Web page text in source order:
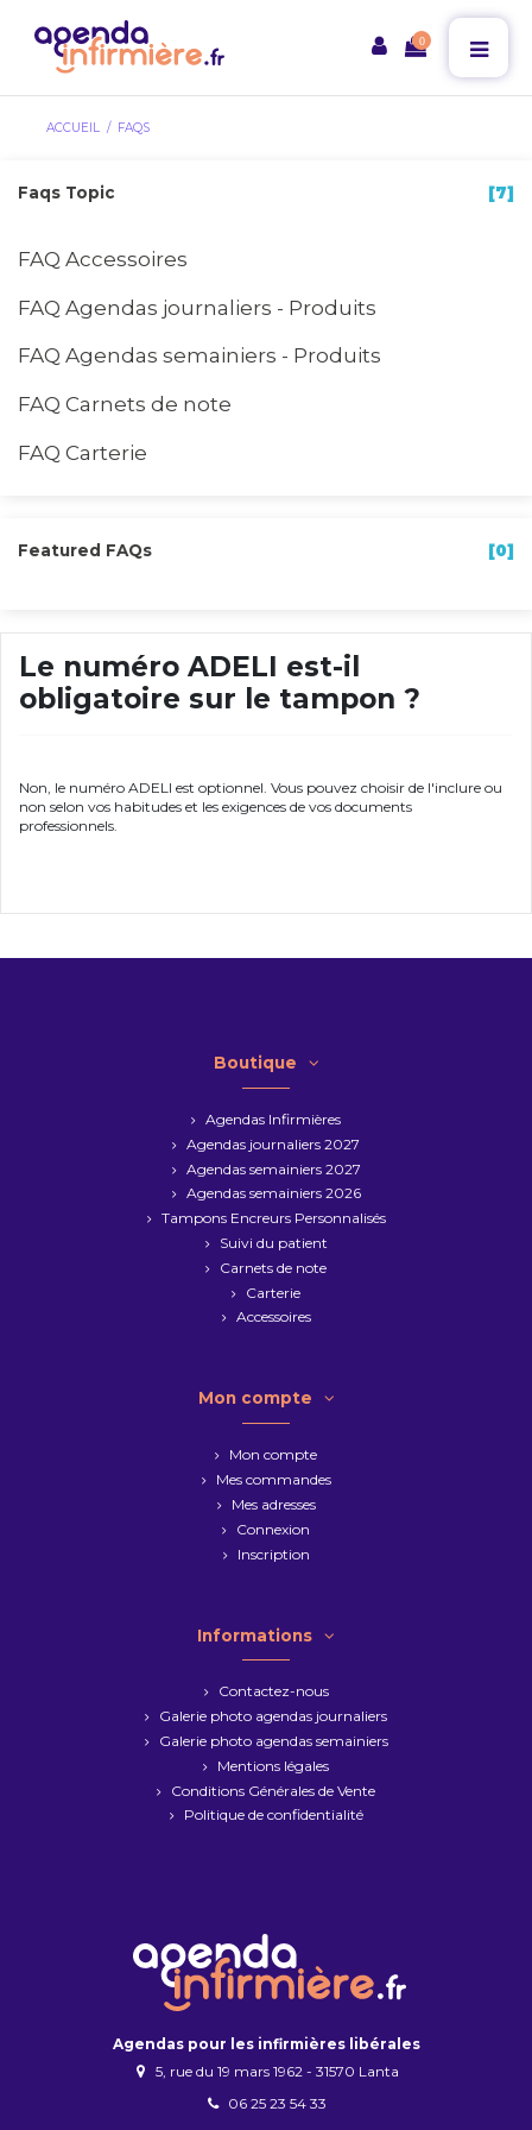
0
ACCUEIL FAQS
Faqs Topic [7]
FAQ Accessoires
FAQ Agendas journaliers - Produits
FAQ Agendas semainiers - Produits
FAQ Carnets de note
FAQ Carterie
Featured FAQs [0]
Le numéro ADELI est-il
obligatoire sur le tampon ?
Non, le numéro ADELI est optionnel. Vous pouvez choisir de l'inclure ou
non selon vos habitudes et les exigences de vos documents
professionnels.
Boutique
Agendas Infirmières
Agendas journaliers 2027
Agendas semainiers 2027
Agendas semainiers 2026
Tampons Encreurs Personnalisés
Suivi du patient
Carnets de note
Carterie
Accessoires
Mon compte
Mon compte
Mes commandes
Mes adresses
Connexion
Inscription
Informations
Contactez-nous
Galerie photo agendas journaliers
Galerie photo agendas semainiers
Mentions légales
Conditions Générales de Vente
Politique de confidentialité
Agendas pour les infirmières libérales
5, rue du 19 mars 1962 - 31570 Lanta
06 25 23 54 33